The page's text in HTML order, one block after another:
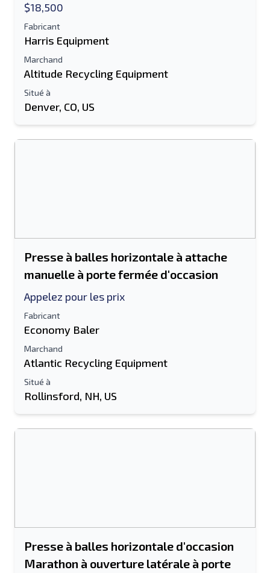
$18,500
Fabricant
Harris Equipment
Marchand
Altitude Recycling Equipment
Situé à
Denver, CO, US
Presse à balles horizontale à attache
manuelle à porte fermée d'occasion
Appelez pour les prix
Fabricant
Economy Baler
Marchand
Atlantic Recycling Equipment
Situé à
Rollinsford, NH, US
Presse à balles horizontale d'occasion
Marathon à ouverture latérale à porte